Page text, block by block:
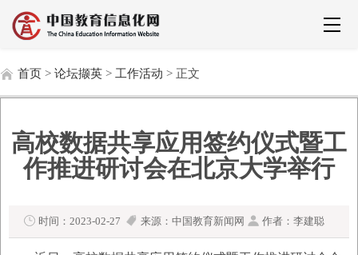
首页 > 论坛撷英 > 工作活动 > 正文
高校数据共享应用签约仪式暨工
作推进研讨会在北京大学举行
时间：2023-02-27 来源：中国教育新闻网 作者：李建聪